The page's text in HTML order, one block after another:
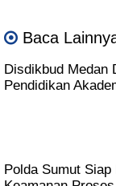
Baca
Disdikbud Medan
Pendidikan
Polda Sumut